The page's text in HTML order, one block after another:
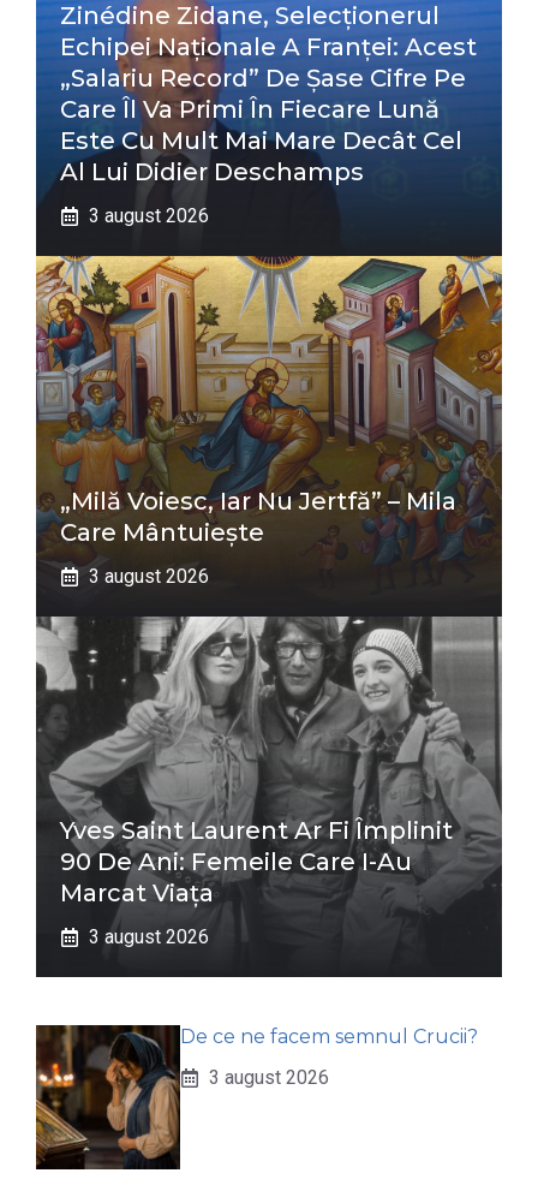
Zinédine Zidane, Selecționerul
Echipei Naționale A Franței: Acest
„salariu Record” De Șase Cifre Pe
Care Îl Va Primi În Fiecare Lună
Este Cu Mult Mai Mare Decât Cel
Al Lui Didier Deschamps
3 august 2026
„Milă Voiesc, Iar Nu Jertfă” – Mila
Care Mântuiește
3 august 2026
Yves Saint Laurent Ar Fi Împlinit
90 De Ani: Femeile Care I-Au
Marcat Viața
3 august 2026
De ce ne facem semnul Crucii?
3 august 2026